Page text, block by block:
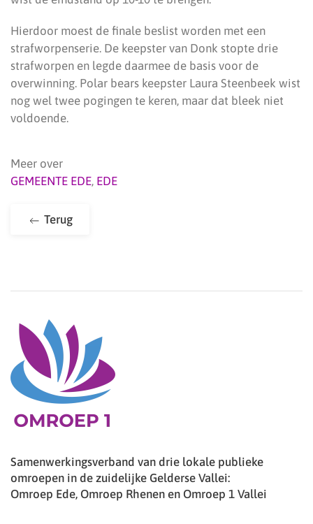
Hierdoor moest de finale beslist worden met een
strafworpenserie. De keepster van Donk stopte drie
strafworpen en legde daarmee de basis voor de
overwinning. Polar bears keepster Laura Steenbeek wist
nog wel twee pogingen te keren, maar dat bleek niet
voldoende.
Meer over
GEMEENTE EDE, EDE
Terug
Samenwerkingsverband van drie lokale publieke
omroepen in de zuidelijke Gelderse Vallei:
Omroep Ede, Omroep Rhenen en Omroep 1 Vallei